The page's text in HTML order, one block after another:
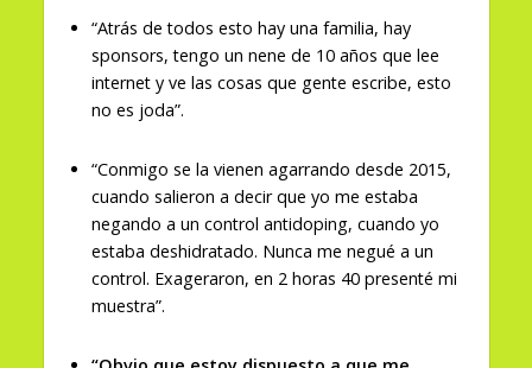
“Atrás de todos esto hay una familia, hay
sponsors, tengo un nene de 10 años que lee
internet y ve las cosas que gente escribe, esto
no es joda”.
“Conmigo se la vienen agarrando desde 2015,
cuando salieron a decir que yo me estaba
negando a un control antidoping, cuando yo
estaba deshidratado. Nunca me negué a un
control. Exageraron, en 2 horas 40 presenté mi
muestra”.